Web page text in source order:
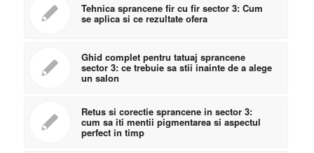
Tehnica sprancene fir cu fir sector 3: Cum
se aplica si ce rezultate ofera
Ghid complet pentru tatuaj sprancene
sector 3: ce trebuie sa stii inainte de a alege
un salon
Retus si corectie sprancene in sector 3:
cum sa iti mentii pigmentarea si aspectul
perfect in timp